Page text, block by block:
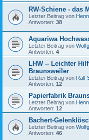
RW-Schiene - das
Letzter Beitrag von
Antworten: 38
Aquariwa
Letzter Beitrag von
Antworten: 4
LHW -- Leichter
Braunsweiler
Letzter Beitrag von Ralf
Antworten: 12
Papierfabrik
Letzter Beitrag von
Antworten: 12
Bachert-
Letzter Beitrag von
Antworten: 46